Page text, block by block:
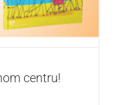
centru!